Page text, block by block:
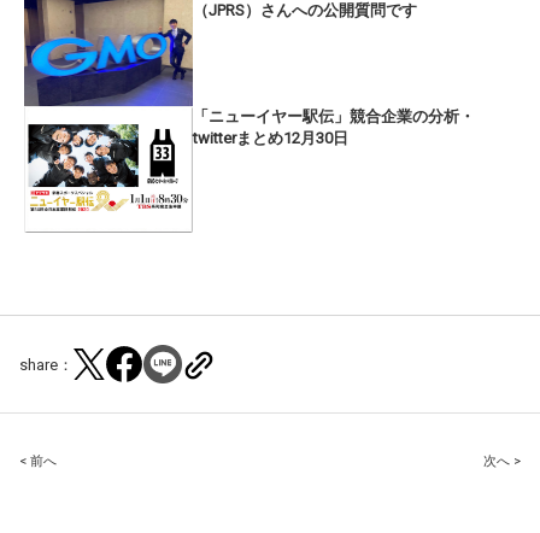
（JPRS）さんへの公開質問です
「ニューイヤー駅伝」競合企業の分析・
twitterまとめ12月30日
share：
Post
< 前へ 次へ >